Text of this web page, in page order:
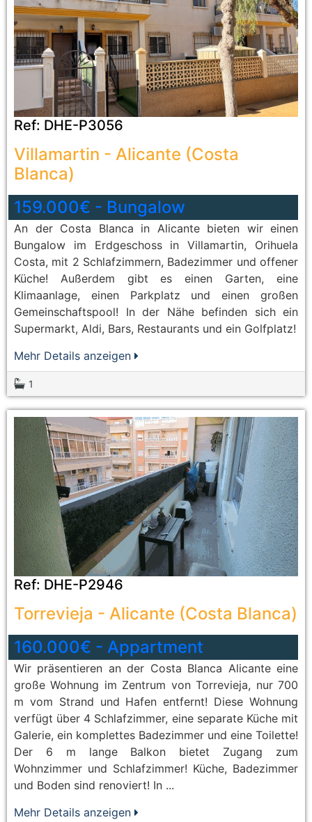
Ref: DHE-P3056
Villamartin - Alicante (Costa
Blanca)
159.000€ - Bungalow
An der Costa Blanca in Alicante bieten wir einen
Bungalow im Erdgeschoss in Villamartin, Orihuela
Costa, mit 2 Schlafzimmern, Badezimmer und offener
Küche! Außerdem gibt es einen Garten, eine
Klimaanlage, einen Parkplatz und einen großen
Gemeinschaftspool! In der Nähe befinden sich ein
Supermarkt, Aldi, Bars, Restaurants und ein Golfplatz!
Mehr Details anzeigen
1
Ref: DHE-P2946
Torrevieja - Alicante (Costa Blanca)
160.000€ - Appartment
Wir präsentieren an der Costa Blanca Alicante eine
große Wohnung im Zentrum von Torrevieja, nur 700
m vom Strand und Hafen entfernt! Diese Wohnung
verfügt über 4 Schlafzimmer, eine separate Küche mit
Galerie, ein komplettes Badezimmer und eine Toilette!
Der 6 m lange Balkon bietet Zugang zum
Wohnzimmer und Schlafzimmer! Küche, Badezimmer
und Boden sind renoviert! In ...
Mehr Details anzeigen